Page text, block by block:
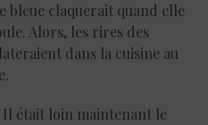
claquerait quand elle
Alors, les rires des
dans la cuisine au
était loin maintenant le